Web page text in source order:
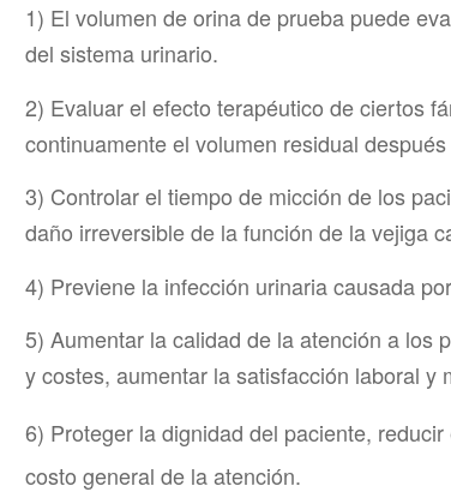
1) El volumen de orina de prueba puede
del sistema urinario.
2) Evaluar el efecto terapéutico de ciertos
continuamente el volumen residual
3) Controlar el tiempo de micción de los
daño irreversible de la función de la vejiga
4) Previene la infección urinaria causada
5) Aumentar la calidad de la atención a los
y costes, aumentar la satisfacción laboral y
6) Proteger la dignidad del paciente,
costo general de la atención.